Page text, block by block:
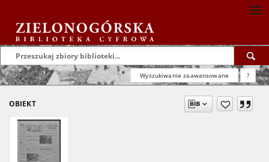
Wyszukiwanie zaawansowane ?
OBIEKT